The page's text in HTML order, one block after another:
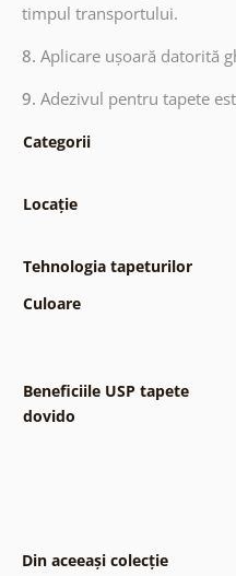
timpul transportului.
8. Aplicare ușoară datorită
9. Adezivul pentru tapete
Categorii
Locație
Tehnologia tapeturilor
Culoare
Beneficiile USP tapete
dovido
Din aceeași colecție